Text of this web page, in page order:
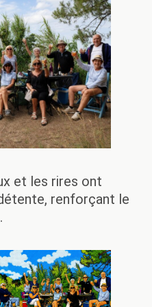
et les rires ont
renforçant le